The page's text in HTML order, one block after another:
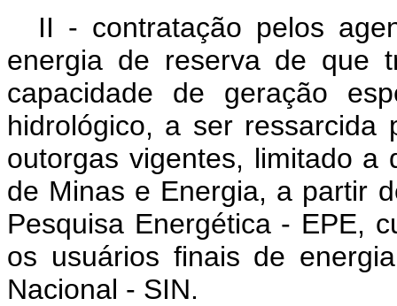
II - contratação pelos
energia de reserva de que
capacidade de geração
hidrológico, a ser
outorgas vigentes, limitado a
de Minas e Energia, a partir
Pesquisa Energética - EPE,
os usuários finais de
Nacional - SIN.